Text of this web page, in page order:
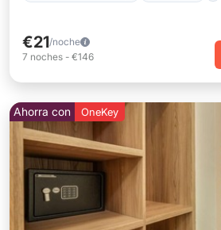
€21/noche
7 noches - €146
Ahorra con OneKey